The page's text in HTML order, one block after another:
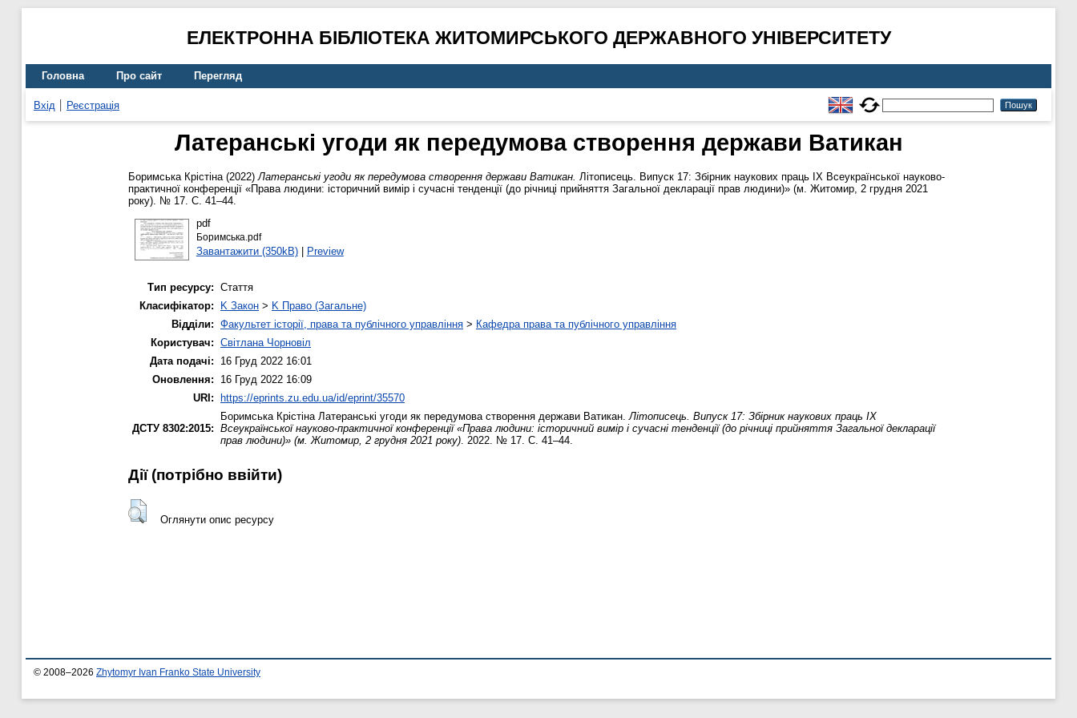
ЕЛЕКТРОННА БІБЛІОТЕКА ЖИТОМИРСЬКОГО ДЕРЖАВНОГО УНІВЕРСИТЕТУ
Головна Про сайт Перегляд
Вхід Реєстрація
Латеранські угоди як передумова створення держави Ватикан
Боримська Крістіна(2022)Латеранські угоди як передумова створення держави Ватикан. Літописець. Випуск 17: Збірник наукових праць ІХ Всеукраїнської науково-
практичної конференції «Права людини: історичний вимір і сучасні тенденції (до річниці прийняття Загальної декларації прав людини)» (м. Житомир, 2 грудня 2021
року). № 17. С. 41–44.
pdf
Боримська.pdf
Завантажити (350kB)| Preview
Тип ресурсу: Стаття
Класифікатор:
K Закон > K Право (Загальне)
Відділи: Факультет історії, права та публічного управління > Кафедра права та публічного управління
Користувач: Світлана Чорновіл
Дата подачі:
16 Груд 2022 16:01
Оновлення:
16 Груд 2022 16:09
URI:
https://eprints.zu.edu.ua/id/eprint/35570
ДСТУ 8302:2015:
Боримська КрістінаЛатеранські угоди як передумова створення держави Ватикан.Літописець. Випуск 17: Збірник наукових праць ІХ
Всеукраїнської науково-практичної конференції «Права людини: історичний вимір і сучасні тенденції (до річниці прийняття Загальної декларації
прав людини)» (м. Житомир, 2 грудня 2021 року). 2022. № 17. С. 41–44.
Дії ​​(потрібно ввійти)
Оглянути опис ресурсу
© 2008–2026 Zhytomyr Ivan Franko State University